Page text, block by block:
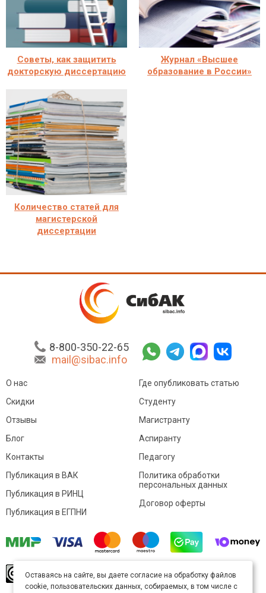
Советы, как защитить
докторскую диссертацию
Журнал «Высшее
образование в России»
Количество статей для
магистерской
диссертации
8-800-350-22-65
mail@sibac.info
О нас
Скидки
Отзывы
Блог
Контакты
Где опубликовать статью
Студенту
Магистранту
Аспиранту
Педагогу
Публикация в ВАК
Публикация в РИНЦ
Публикация в ЕГПНИ
Политика обработки
персональных данных
Договор оферты
произведение доступно полицензии Creative
Commons «Attribution» («Атрибуция») 4.0
Оставаясь на сайте, вы даете согласие на обработку файлов
cookie, пользовательских данных, собираемых, в том числе с